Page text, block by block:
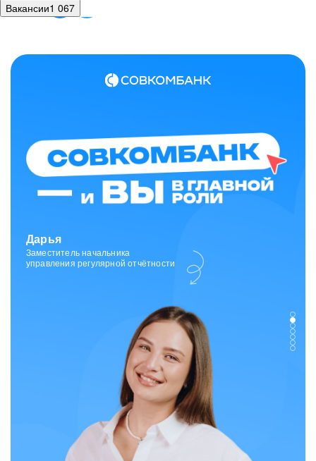
Вакансии1 067
Зарина
Ведущий специалист
отдела исходящих коммуникаций